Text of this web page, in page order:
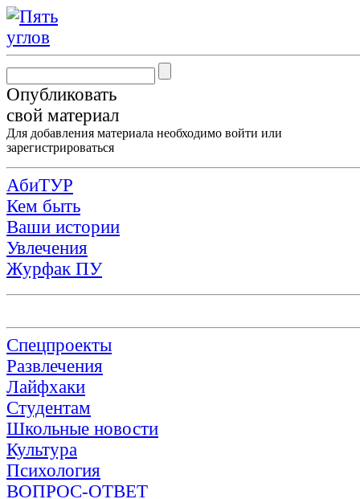
Опубликовать
свой материал
Для добавления материала необходимо войти или
зарегистрироваться
АбиТУР
Кем быть
Ваши истории
Увлечения
Журфак ПУ
Спецпроекты
Развлечения
Лайфхаки
Студентам
Школьные новости
Культура
Психология
ВОПРОС-ОТВЕТ